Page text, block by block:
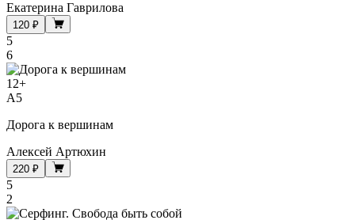
Екатерина Гаврилова
120 ₽
5
6
12+
A5
Дорога к вершинам
Алексей Артюхин
220 ₽
5
2